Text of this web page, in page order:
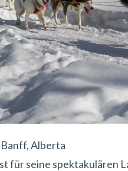
Alberta
für seine spektakulären